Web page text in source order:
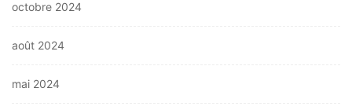
octobre 2024
août 2024
mai 2024